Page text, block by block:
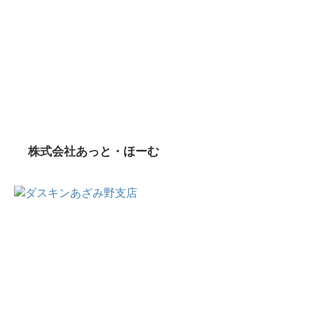
株式会社あっと・ほーむ